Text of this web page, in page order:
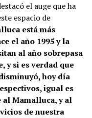
el auge que ha
espacio de
está más
el año 1995 y la
al año sobrepasa
y si es verdad que
hoy día
igual es
al Mamalluca, y al
de nuestra